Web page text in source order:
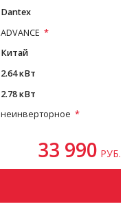
Dantex
ADVANCE
Китай
2.64 кВт
2.78 кВт
неинверторное
33 990 РУБ.